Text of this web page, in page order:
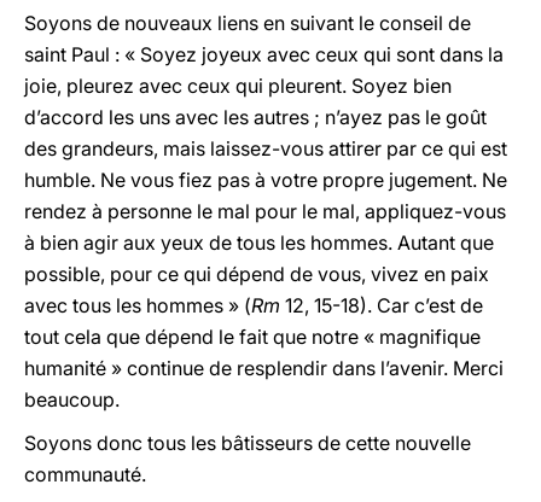
Soyons de nouveaux liens en suivant le conseil de
saint Paul : « Soyez joyeux avec ceux qui sont dans la
joie, pleurez avec ceux qui pleurent. Soyez bien
d’accord les uns avec les autres ; n’ayez pas le goût
des grandeurs, mais laissez-vous attirer par ce qui est
humble. Ne vous fiez pas à votre propre jugement. Ne
rendez à personne le mal pour le mal, appliquez-vous
à bien agir aux yeux de tous les hommes. Autant que
possible, pour ce qui dépend de vous, vivez en paix
avec tous les hommes » (Rm 12, 15-18). Car c’est de
tout cela que dépend le fait que notre « magnifique
humanité » continue de resplendir dans l’avenir. Merci
beaucoup.
Soyons donc tous les bâtisseurs de cette nouvelle
communauté.